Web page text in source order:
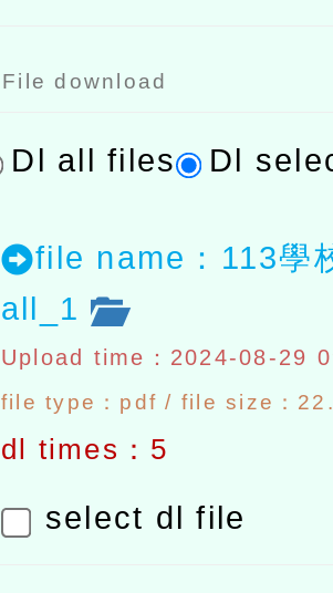
File download
Dl all files Dl
file name：113學
all_1
Upload time：2024-08-29
file type：pdf / file size：
dl times：5
select dl file